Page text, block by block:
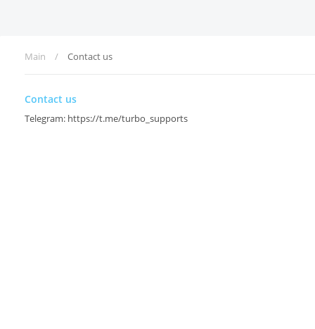
Main Contact us
Contact us
Telegram: https://t.me/turbo_supports